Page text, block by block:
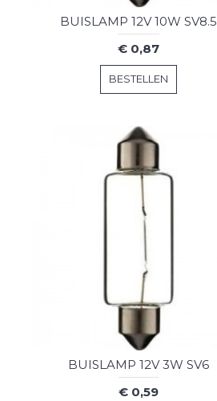
BUISLAMP 12V 10W SV8.5
€ 0,87
BESTELLEN
BUISLAMP 12V 3W SV6
€ 0,59